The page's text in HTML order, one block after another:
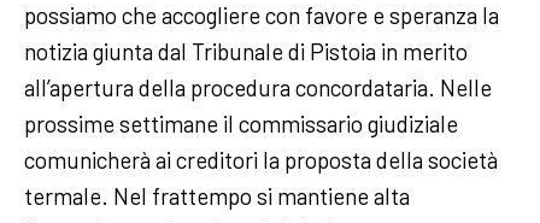
possiamo che accogliere con favore e speranza la
notizia giunta dal Tribunale di Pistoia in merito
all’apertura della procedura concordataria. Nelle
prossime settimane il commissario giudiziale
comunicherà ai creditori la proposta della società
termale. Nel frattempo si mantiene alta